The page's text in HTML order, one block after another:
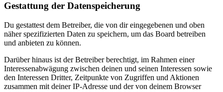
Gestattung der Datenspeicherung
Du gestattest dem Betreiber, die von dir eingegebenen und oben
näher spezifizierten Daten zu speichern, um das Board betreiben
und anbieten zu können.
Darüber hinaus ist der Betreiber berechtigt, im Rahmen einer
Interessenabwägung zwischen deinen und seinen Interessen sowie
den Interessen Dritter, Zeitpunkte von Zugriffen und Aktionen
zusammen mit deiner IP-Adresse und der von deinem Browser